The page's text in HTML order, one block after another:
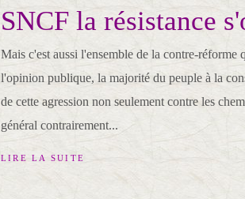
SNCF la résistance
Mais c'est aussi l'ensemble de la contre-réforme
l'opinion publique, la majorité du peuple à la
de cette agression non seulement contre les
général contrairement...
LIRE LA SUITE